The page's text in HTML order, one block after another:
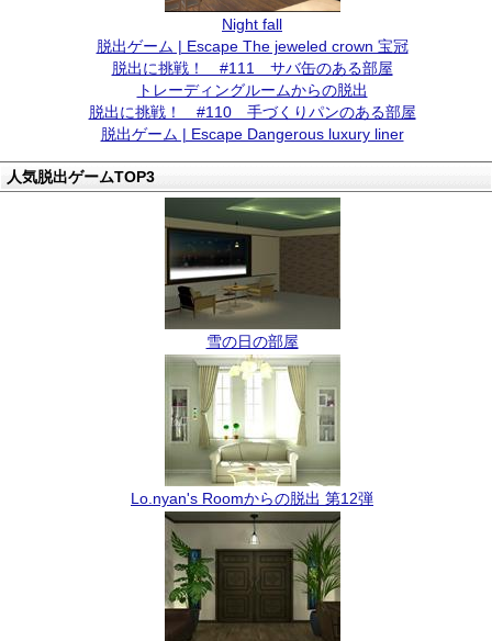
Night fall
脱出ゲーム | Escape The jeweled crown 宝冠
脱出に挑戦！ #111 サバ缶のある部屋
トレーディングルームからの脱出
脱出に挑戦！ #110 手づくりパンのある部屋
脱出ゲーム | Escape Dangerous luxury liner
人気脱出ゲームTOP3
雪の日の部屋
Lo.nyan's Roomからの脱出 第12弾